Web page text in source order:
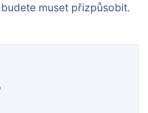
muset přizpůsobit.